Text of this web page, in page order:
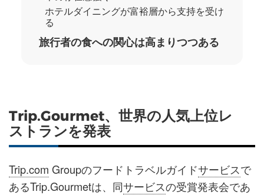
ホテルダイニングが富裕層から支持を受け
る
旅行者の食への関心は高まりつつある
Trip.Gourmet、世界の人気上位レ
ストランを発表
Trip.com Groupのフードトラベルガイドサービスで
あるTrip.Gourmetは、同サービスの受賞発表会であ